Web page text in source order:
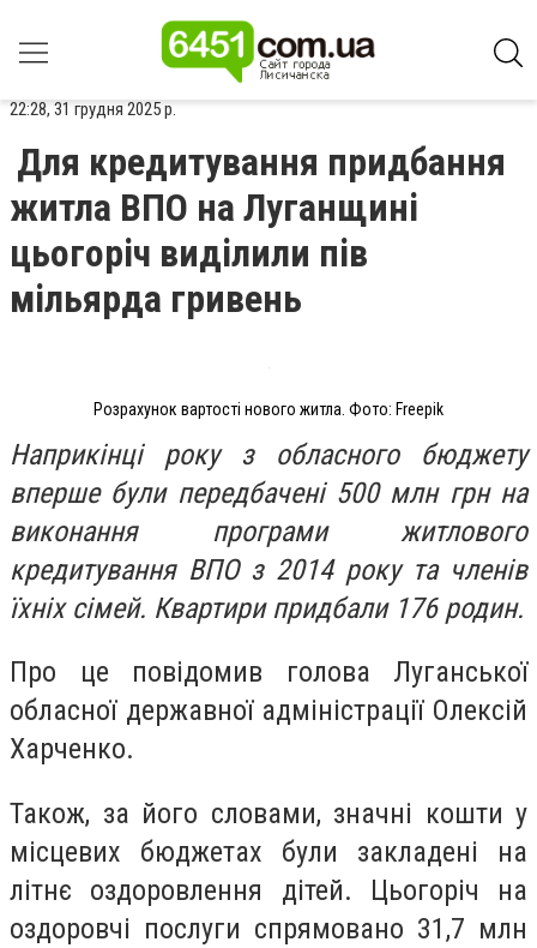
22:28, 31 грудня 2025 р.
Для кредитування придбання
житла ВПО на Луганщині
цьогоріч виділили пів
мільярда гривень
Розрахунок вартості нового житла. Фото: Freepik
Наприкінці року з обласного бюджету
вперше були передбачені 500 млн грн на
виконання програми житлового
кредитування ВПО з 2014 року та членів
їхніх сімей. Квартири придбали 176 родин.
Про це повідомив голова Луганської
обласної державної адміністрації Олексій
Харченко.
Також, за його словами, значні кошти у
місцевих бюджетах були закладені на
літнє оздоровлення дітей. Цьогоріч на
оздоровчі послуги спрямовано 31,7 млн